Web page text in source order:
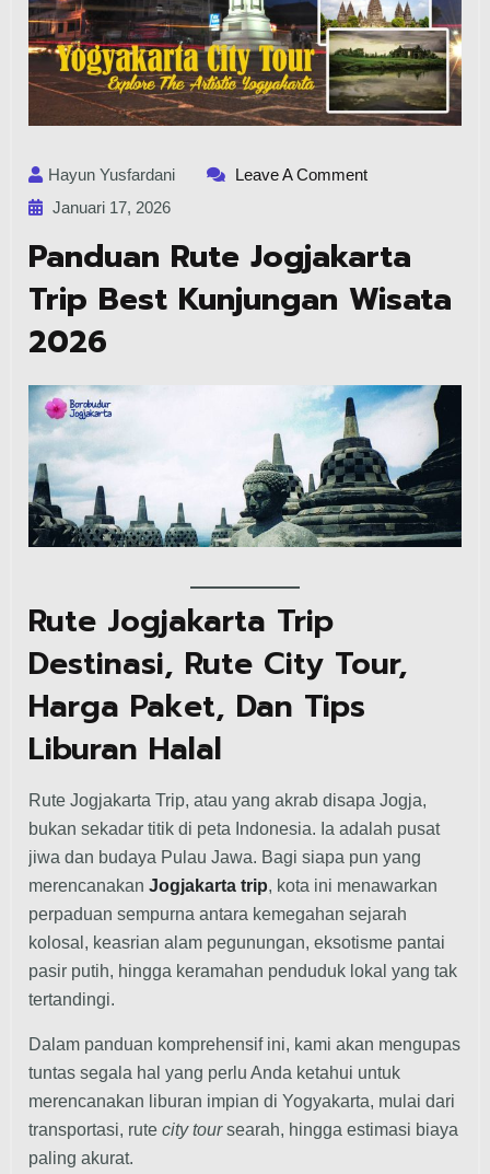
Hayun Yusfardani
Leave A Comment
Januari 17, 2026
Panduan Rute Jogjakarta
Trip Best Kunjungan Wisata
2026
Rute Jogjakarta Trip
Destinasi, Rute City Tour,
Harga Paket, Dan Tips
Liburan Halal
Rute Jogjakarta Trip, atau yang akrab disapa Jogja,
bukan sekadar titik di peta Indonesia. Ia adalah pusat
jiwa dan budaya Pulau Jawa. Bagi siapa pun yang
merencanakan Jogjakarta trip, kota ini menawarkan
perpaduan sempurna antara kemegahan sejarah
kolosal, keasrian alam pegunungan, eksotisme pantai
pasir putih, hingga keramahan penduduk lokal yang tak
tertandingi.
Dalam panduan komprehensif ini, kami akan mengupas
tuntas segala hal yang perlu Anda ketahui untuk
merencanakan liburan impian di Yogyakarta, mulai dari
transportasi, rute city toursearah, hingga estimasi biaya
paling akurat.